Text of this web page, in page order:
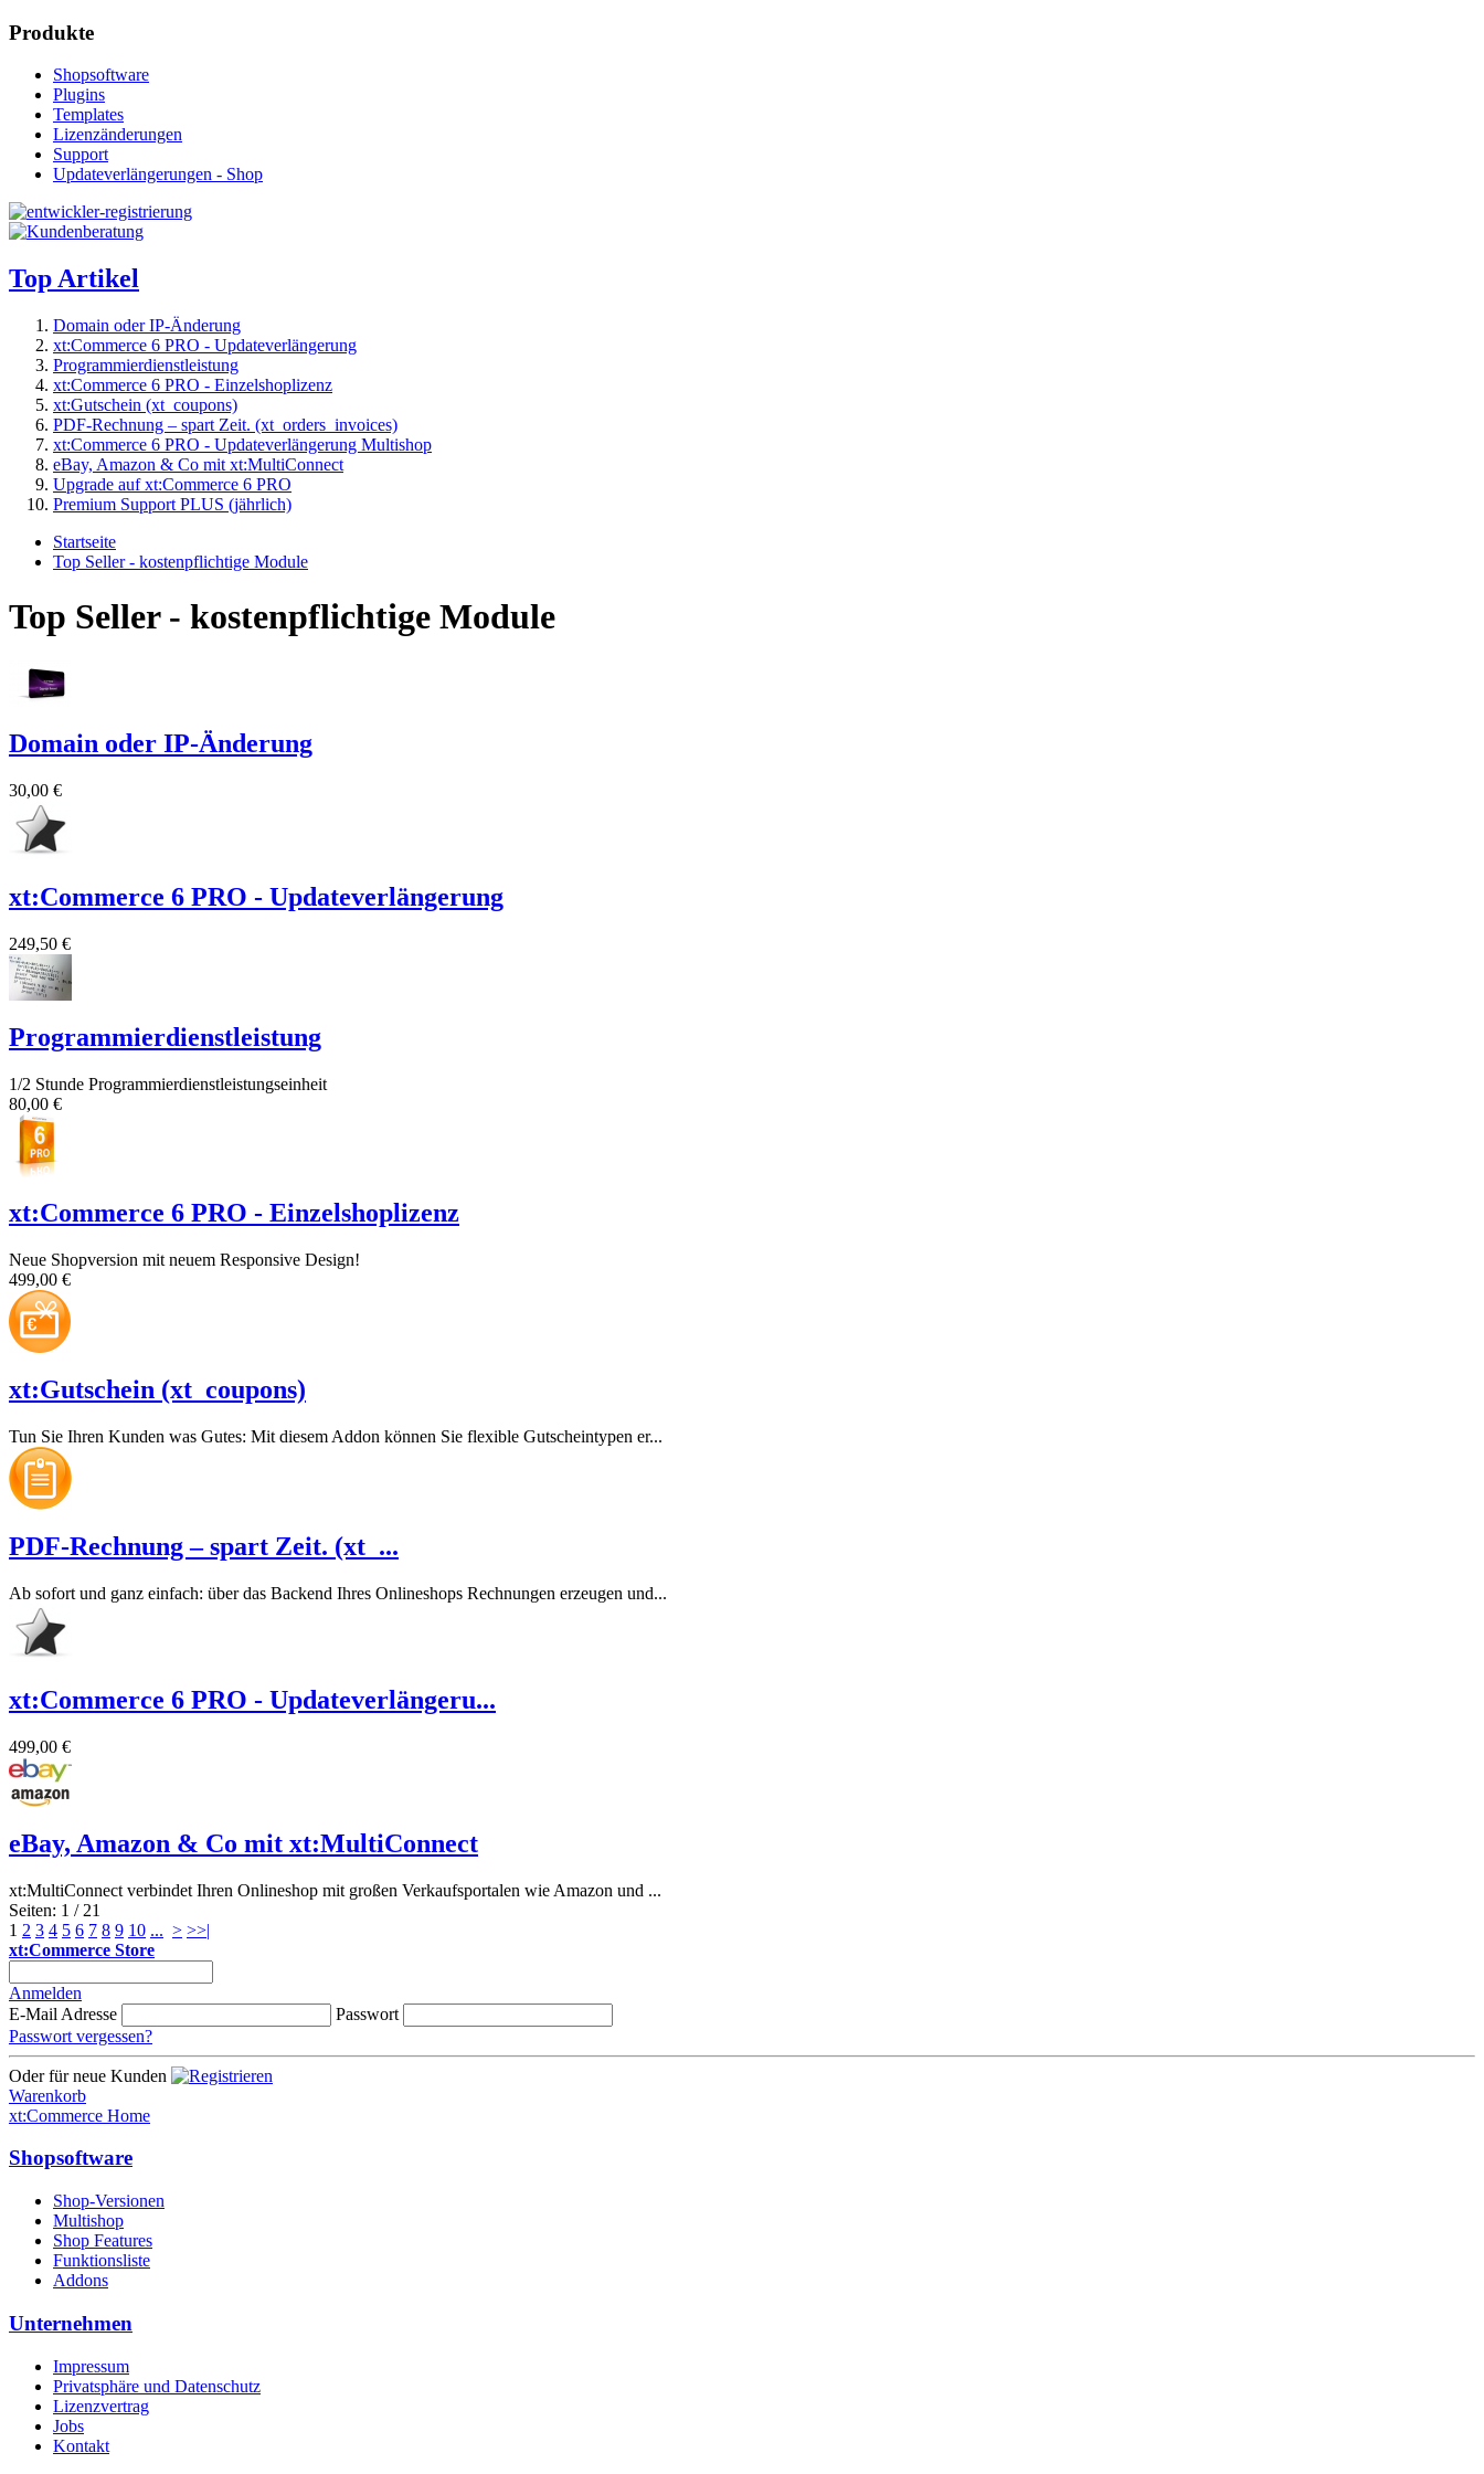
Produkte
Shopsoftware
Plugins
Templates
Lizenzänderungen
Support
Updateverlängerungen - Shop
Top Artikel
Domain oder IP-Änderung
xt:Commerce 6 PRO - Updateverlängerung
Programmierdienstleistung
xt:Commerce 6 PRO - Einzelshoplizenz
xt:Gutschein (xt_coupons)
PDF-Rechnung – spart Zeit. (xt_orders_invoices)
xt:Commerce 6 PRO - Updateverlängerung Multishop
eBay, Amazon & Co mit xt:MultiConnect
Upgrade auf xt:Commerce 6 PRO
Premium Support PLUS (jährlich)
Startseite
Top Seller - kostenpflichtige Module
Top Seller - kostenpflichtige Module
Domain oder IP-Änderung
30,00 €
xt:Commerce 6 PRO - Updateverlängerung
249,50 €
Programmierdienstleistung
1/2 Stunde Programmierdienstleistungseinheit
80,00 €
xt:Commerce 6 PRO - Einzelshoplizenz
Neue Shopversion mit neuem Responsive Design!
499,00 €
xt:Gutschein (xt_coupons)
Tun Sie Ihren Kunden was Gutes: Mit diesem Addon können Sie flexible Gutscheintypen er...
PDF-Rechnung – spart Zeit. (xt_...
Ab sofort und ganz einfach: über das Backend Ihres Onlineshops Rechnungen erzeugen und...
xt:Commerce 6 PRO - Updateverlängeru...
499,00 €
eBay, Amazon & Co mit xt:MultiConnect
xt:MultiConnect verbindet Ihren Onlineshop mit großen Verkaufsportalen wie Amazon und ...
Seiten: 1 / 21
1 2 3 4 5 6 7 8 9 10 ... > >>|
xt:Commerce Store
Anmelden
E-Mail Adresse
Passwort
Passwort vergessen?
Oder für neue Kunden
Warenkorb
xt:Commerce Home
Shopsoftware
Shop-Versionen
Multishop
Shop Features
Funktionsliste
Addons
Unternehmen
Impressum
Privatsphäre und Datenschutz
Lizenzvertrag
Jobs
Kontakt